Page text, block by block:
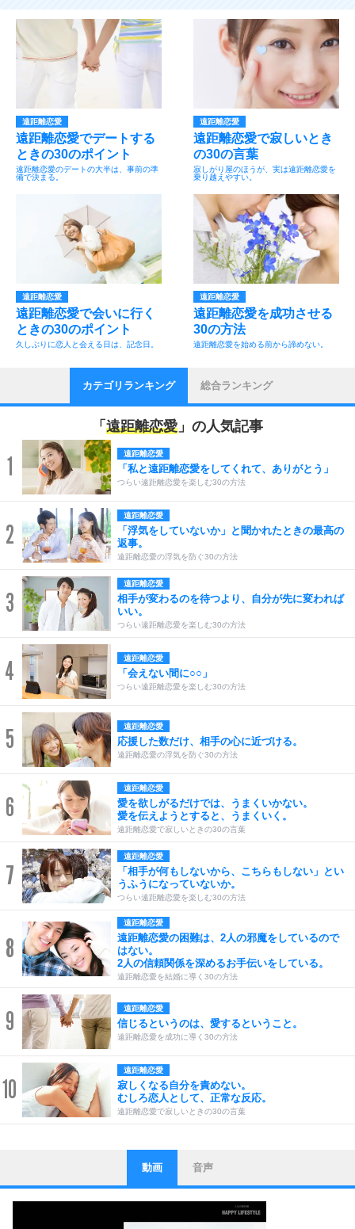
遠距離恋愛
遠距離恋愛でデートする
ときの30のポイント
遠距離恋愛のデートの大半は、事前の準
備で決まる。
遠距離恋愛
遠距離恋愛で寂しいとき
の30の言葉
寂しがり屋のほうが、実は遠距離恋愛を
乗り越えやすい。
遠距離恋愛
遠距離恋愛で会いに行く
ときの30のポイント
久しぶりに恋人と会える日は、記念日。
遠距離恋愛
遠距離恋愛を成功させる
30の方法
遠距離恋愛を始める前から諦めない。
カテゴリランキング 総合ランキング
「 遠距離恋愛 」の人気記事
1 遠距離恋愛
「私と遠距離恋愛をしてくれて、ありがとう」
つらい遠距離恋愛を楽しむ30の方法
2
遠距離恋愛
「浮気をしていないか」と聞かれたときの最高の
返事。
遠距離恋愛の浮気を防ぐ30の方法
3
遠距離恋愛
相手が変わるのを待つより、自分が先に変われば
いい。
つらい遠距離恋愛を楽しむ30の方法
4 遠距離恋愛
「会えない間に○○」
つらい遠距離恋愛を楽しむ30の方法
5 遠距離恋愛
応援した数だけ、相手の心に近づける。
遠距離恋愛の浮気を防ぐ30の方法
6
遠距離恋愛
愛を欲しがるだけでは、うまくいかない。
愛を伝えようとすると、うまくいく。
遠距離恋愛で寂しいときの30の言葉
7
遠距離恋愛
「相手が何もしないから、こちらもしない」とい
うふうになっていないか。
つらい遠距離恋愛を楽しむ30の方法
8
遠距離恋愛
遠距離恋愛の困難は、2人の邪魔をしているので
はない。
2人の信頼関係を深めるお手伝いをしている。
遠距離恋愛を結婚に導く30の方法
9 遠距離恋愛
信じるというのは、愛するということ。
遠距離恋愛を成功に導く30の方法
10
遠距離恋愛
寂しくなる自分を責めない。
むしろ恋人として、正常な反応。
遠距離恋愛で寂しいときの30の言葉
1
ストレス対策
他人と比べない。
いっそのこと、他人を見ない。
いらいらしない人になる30の方法
動画 音声